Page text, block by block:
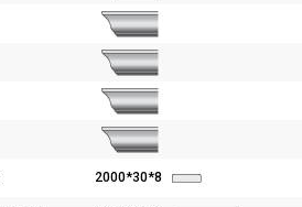
2000*30*8